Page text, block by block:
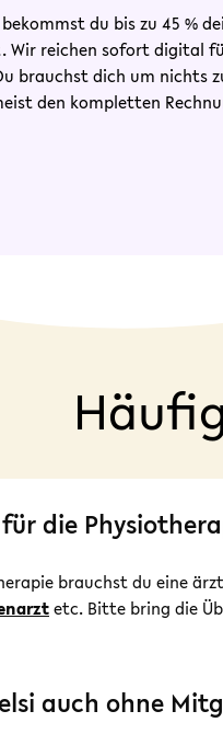
du bis zu 45 %
Wir reichen sofort digital
brauchst dich um nichts
den kompletten
die
brauchst du eine
etc. Bitte bring die
auch ohne